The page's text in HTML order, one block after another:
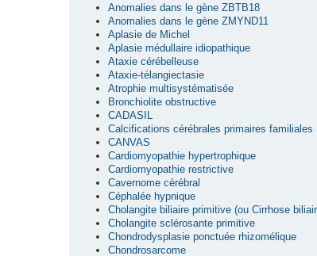
Anomalies dans le gène ZBTB18
Anomalies dans le gène ZMYND11
Aplasie de Michel
Aplasie médullaire idiopathique
Ataxie cérébelleuse
Ataxie-télangiectasie
Atrophie multisystématisée
Bronchiolite obstructive
CADASIL
Calcifications cérébrales primaires familiales
CANVAS
Cardiomyopathie hypertrophique
Cardiomyopathie restrictive
Cavernome cérébral
Céphalée hypnique
Cholangite biliaire primitive (ou Cirrhose
Cholangite sclérosante primitive
Chondrodysplasie ponctuée rhizomélique
Chondrosarcome